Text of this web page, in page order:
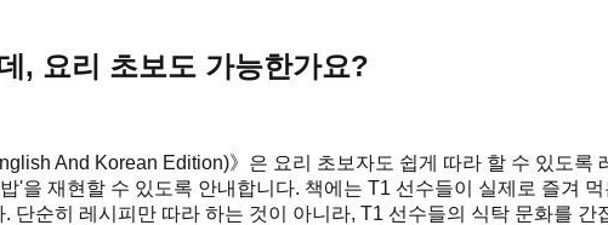
, 요리 초보도 가능한가요?
And Korean Edition)》은 요리 초보자도 쉽게 따라 할 수 있도록
'을 재현할 수 있도록 안내합니다. 책에는 T1 선수들이 실제로 즐겨
순히 레시피만 따라 하는 것이 아니라, T1 선수들의 식탁 문화를